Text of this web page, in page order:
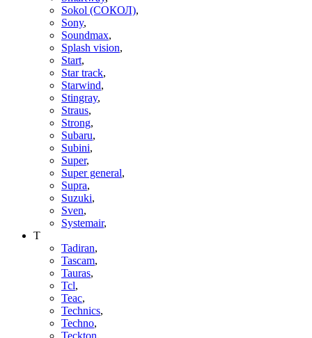
Sokol (СОКОЛ),
Sony,
Soundmax,
Splash vision,
Start,
Star track,
Starwind,
Stingray,
Straus,
Strong,
Subaru,
Subini,
Super,
Super general,
Supra,
Suzuki,
Sven,
Systemair,
T
Tadiran,
Tascam,
Tauras,
Tcl,
Teac,
Technics,
Techno,
Teckton,